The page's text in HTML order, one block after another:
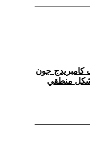
كامبريدج جون
منطقي